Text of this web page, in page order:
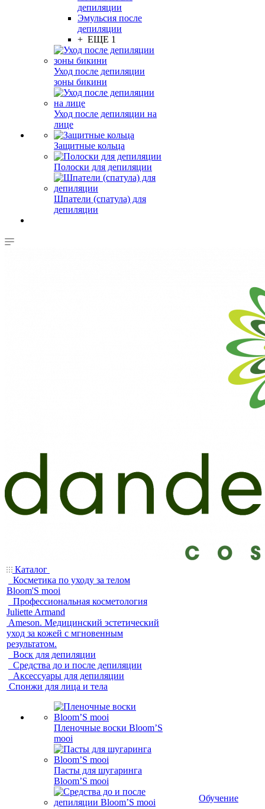
депиляции
Эмульсия после
депиляции
+ ЕЩЕ 1
Уход после депиляции
зоны бикини
Уход после депиляции на
лице
Защитные кольца
Полоски для депиляции
Шпатели (спатула) для
депиляции
Каталог
Косметика по уходу за телом
Bloom'S mooi
Профессиональная косметология
Juliette Armand
Ameson. Медицинский эстетический
уход за кожей с мгновенным
результатом.
Воск для депиляции
Средства до и после депиляции
Аксессуары для депиляции
Спонжи для лица и тела
Пленочные воски Bloom’S
mooi
Пасты для шугаринга
Bloom’S mooi
Обучение